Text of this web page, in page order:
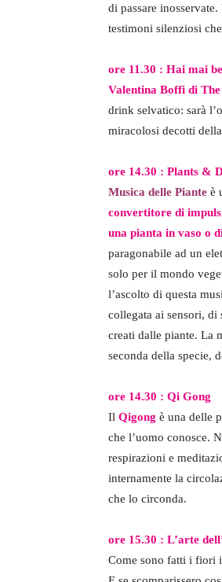
di passare
testimoni silenziosi
ore 11.30 : Hai mai
Valentina Boffi di
drink selvatico: sarà
miracolosi decotti
ore 14.30 : Plants &
Musica delle Piante è
convertitore di
una pianta in vaso o
paragonabile ad un
solo per il mondo
l’ascolto di questa
collegata ai sensori, di
creati dalle piante. La
seconda della specie,
ore 14.30 : Qi Gong
Il Qigong è una delle
che l’uomo conosce.
respirazioni e
internamente la
che lo circonda.
ore 15.30 : L’arte
Come sono fatti i fiori